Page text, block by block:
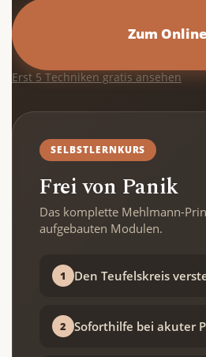
Erst 5 Techniken gratis ansehen
SELBSTLERNKURS
Frei von Panik
Das komplette Mehlmann-
aufgebauten Modulen.
1 Den Teufelskreis
2 Soforthilfe bei akuter